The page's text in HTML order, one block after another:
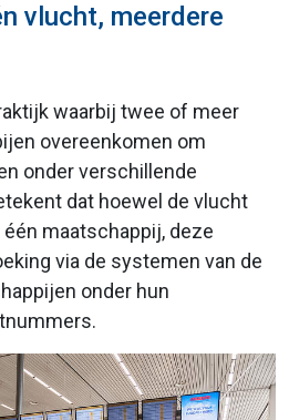
vlucht, meerdere
waarbij twee of meer
overeenkomen om
onder verschillende
dat hoewel de vlucht
maatschappij, deze
via de systemen van de
onder hun